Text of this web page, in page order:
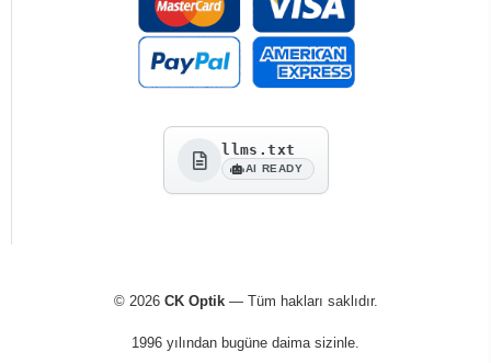
llms.txt
AI READY
© 2026 CK Optik— Tüm hakları saklıdır.
1996 yılından bugüne daima sizinle.